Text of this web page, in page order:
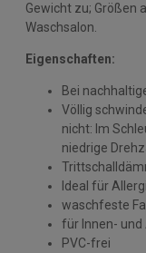
Gewicht zu; Größen
Waschsalon.
Eigenschaften:
Bei
Völlig
nicht: Im
niedrige
Ideal für
waschfeste
für Innen-
PVC-frei